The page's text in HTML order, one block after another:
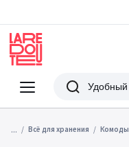
Меню
Redoute
Поиск
... Всё для хранения Комоды